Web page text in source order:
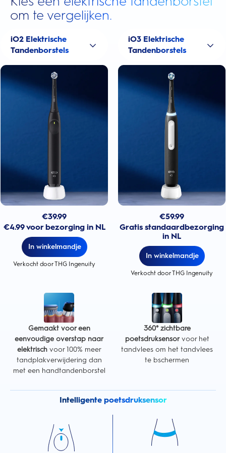
om te vergelijken.
iO2 Elektrische
Tandenborstels
€39.99
€4.99 voor bezorging in NL
In winkelmandje
Verkocht door THG Ingenuity
iO3 Elektrische
Tandenborstels
€59.99
Gratis standaardbezorging
in NL
In winkelmandje
Verkocht door THG Ingenuity
Gemaakt voor een
eenvoudige overstap naar
elektrischvoor 100% meer
tandplakverwijdering dan
met een handtandenborstel
360° zichtbare
poetsdruksensorvoor het
tandvlees om het tandvlees
te bschermen
Intelligente poetsdruksensor